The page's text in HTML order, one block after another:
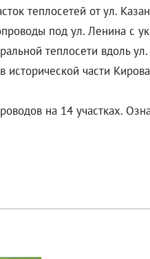
теплосетей от ул.
под ул. Ленина с
теплосети вдоль
части
на 14 участках.